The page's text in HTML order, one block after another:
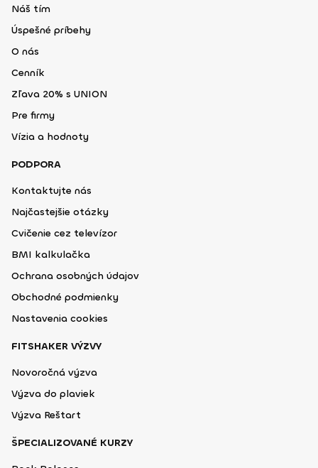
Náš tím
Úspešné príbehy
O nás
Cenník
Zľava 20% s UNION
Pre firmy
Vízia a hodnoty
PODPORA
Kontaktujte nás
Najčastejšie otázky
Cvičenie cez televízor
BMI kalkulačka
Ochrana osobných údajov
Obchodné podmienky
Nastavenia cookies
FITSHAKER VÝZVY
Novoročná výzva
Výzva do plaviek
Výzva Reštart
ŠPECIALIZOVANÉ KURZY